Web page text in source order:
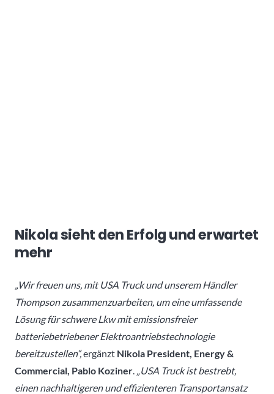
Nikola sieht den Erfolg und erwartet
mehr
„Wir freuen uns, mit USA Truck und unserem Händler
Thompson zusammenzuarbeiten, um eine umfassende
Lösung für schwere Lkw mit emissionsfreier
batteriebetriebener Elektroantriebstechnologie
bereitzustellen“,ergänzt Nikola President, Energy &
Commercial, Pablo Koziner. „USA Truck ist bestrebt,
einen nachhaltigeren und effizienteren Transportansatz